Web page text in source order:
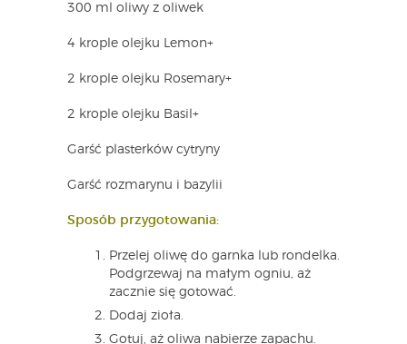
300 ml oliwy z oliwek
4 krople olejku Lemon+
2 krople olejku Rosemary+
2 krople olejku Basil+
Garść plasterków cytryny
Garść rozmarynu i bazylii
Sposób przygotowania:
Przelej oliwę do garnka lub rondelka.
Podgrzewaj na małym ogniu, aż
zacznie się gotować.
Dodaj zioła.
Gotuj, aż oliwa nabierze zapachu.